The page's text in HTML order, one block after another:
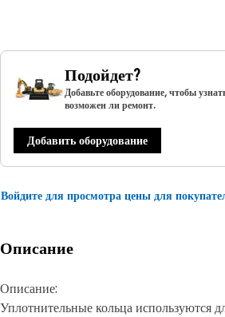
Подойдет?
Добавьте оборудование, чтобы
возможен ли ремонт.
Добавить оборудование
Войдите для просмотра цены для
Описание
Описание:
Уплотнительные кольца используются